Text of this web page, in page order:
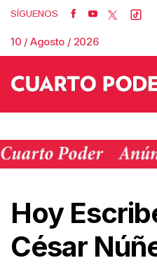
SÍGUENOS
10 / Agosto / 2026
Hoy
César